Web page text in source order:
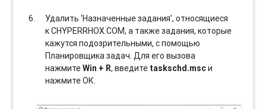
Удалить ‘Назначенные задания’, относящиеся
к CHYPERRHOX.COM, а также задания, которые
кажутся подозрительными, с помощью
Планировщика задач. Для его вызова
нажмитеWin + R, введите taskschd.mscи
нажмите ОК.